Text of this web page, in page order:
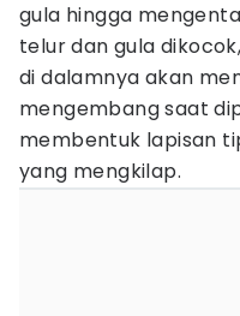
gula hingga
telur dan gula
di dalamnya akan
mengembang saat
membentuk lapisan
yang mengkilap.